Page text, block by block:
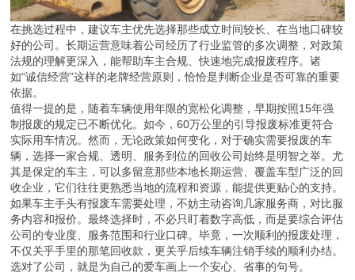
在挑选过程中，建议车主优先选择那些成立时间较长、在当地口碑较
好的公司。长期运营意味着公司经历了行业监管的多次调整，对政策
法规的理解更深入，能帮助车主合规、快速地完成报废程序。诸
如“诚信经营”这样的老牌经营原则，恰恰是判断企业是否可靠的重要
依据。
值得一提的是，随着车辆使用年限的宽松化调整，早期按照15年强
制报废的规定已不断优化。如今，60万公里的引导报废标准更符合
实际用车情况。然而，无论政策如何变化，对于确实需要报废的车
辆，选择一家合规、透明、服务到位的回收公司始终是明智之举。尤
其是保定的车主，可以多留意那些本地长期运营、覆盖车型广泛的回
收企业，它们往往更熟悉当地的流程和资源，能提供更贴心的支持。
如果车主手头有报废车需要处理，不妨主动咨询几家服务商，对比服
务内容和报价。最终选择时，不必只盯着数字高低，而是要综合评估
公司的专业度、服务范围和行业口碑。毕竟，一次顺利的报废处理，
不仅关乎手里的那笔回收款，更关乎后续车辆注销手续的顺利办结。
选对了公司，就是为自己的爱车画上一个安心、省事的句号。